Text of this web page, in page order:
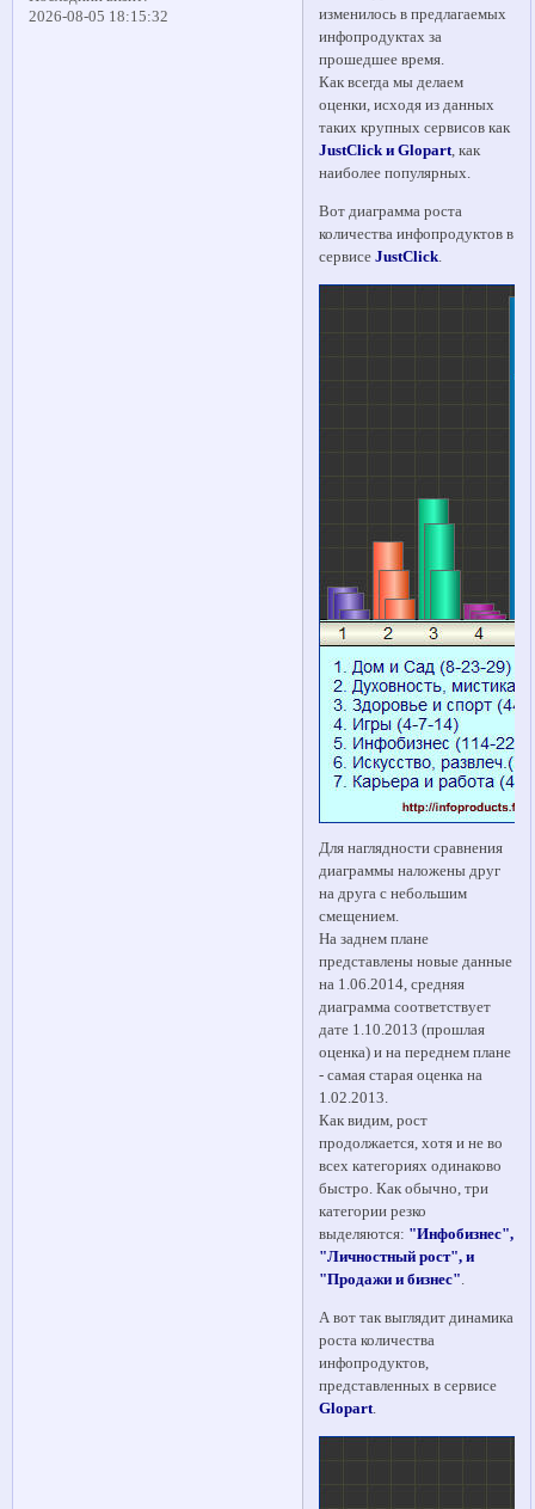
2026-08-05 18:15:32
изменилось в предлагаемых
инфопродуктах за
прошедшее время.
Как всегда мы делаем
оценки, исходя из данных
таких крупных сервисов как
JustClick и Glopart, как
наиболее популярных.
Вот диаграмма роста
количества инфопродуктов в
сервисеJustClick
Для наглядности сравнения
диаграммы наложены друг
на друга с небольшим
смещением.
На заднем плане
представлены новые данные
на 1.06.2014, средняя
диаграмма соответствует
дате 1.10.2013 (прошлая
оценка) и на переднем плане
- самая старая оценка на
1.02.2013.
Как видим, рост
продолжается, хотя и не во
всех категориях одинаково
быстро. Как обычно, три
категории резко
выделяются: "Инфобизнес",
"Личностный рост", и
"Продажи и бизнес".
А вот так выглядит динамика
роста количества
инфопродуктов,
представленных в сервисе
Glopart.